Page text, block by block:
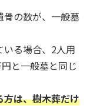
骨の数が、一般墓
る場合、2人用
と一般墓と同じ
は、樹木葬だけ